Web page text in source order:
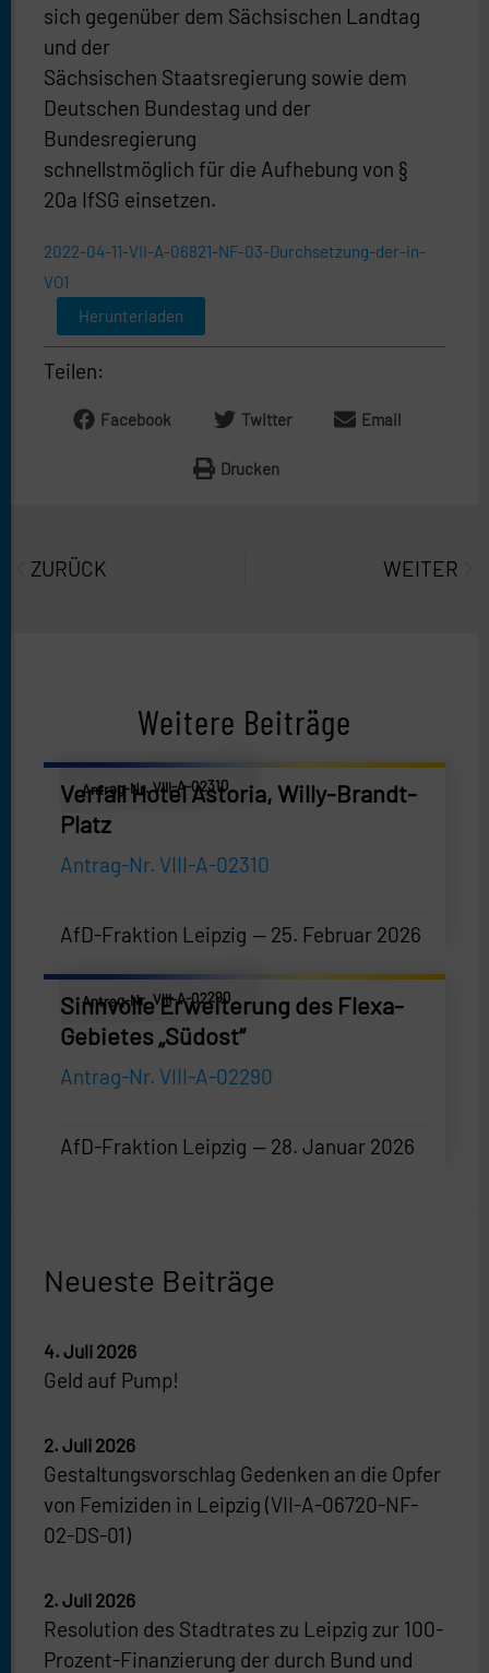
sich gegenüber dem Sächsischen Landtag
und der
Sächsischen Staatsregierung sowie dem
Deutschen Bundestag und der
Bundesregierung
schnellstmöglich für die Aufhebung von §
20a IfSG einsetzen.
2022-04-11-VII-A-06821-NF-03-Durchsetzung-der-in-
VO1
Herunterladen
Teilen:
Facebook Twitter Email
Drucken
ZURÜCK WEITER
Weitere Beiträge
Antrag-Nr. VIII-A-02310
Verfall Hotel Astoria, Willy-Brandt-
Platz
Antrag-Nr. VIII-A-02310
AfD-Fraktion Leipzig 25. Februar 2026
AfD-Fraktion Leipzig — 25. Februar 2026
Antrag-Nr. VIII-A-02290
Sinnvolle Erweiterung des Flexa-
Gebietes „Südost“
Antrag-Nr. VIII-A-02290
AfD-Fraktion Leipzig 28. Januar 2026
AfD-Fraktion Leipzig — 28. Januar 2026
Neueste Beiträge
Geld auf Pump!
4. Juli 2026
Gestaltungsvorschlag Gedenken an die Opfer
von Femiziden in Leipzig (VII-A-06720-NF-
02-DS-01)
2. Juli 2026
Resolution des Stadtrates zu Leipzig zur 100-
Prozent-Finanzierung der durch Bund und
2. Juli 2026